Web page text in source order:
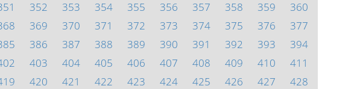
352 353 354 355 356 357 358 359
360
369 370 371 372 373 374 375 376
377
386 387 388 389 390 391 392 393
394
403 404 405 406 407 408 409 410
411
420 421 422 423 424 425 426 427
428